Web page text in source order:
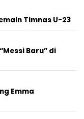
Timnas U-23
Baru” di
Emma